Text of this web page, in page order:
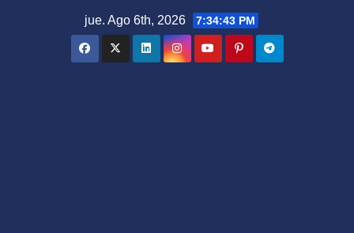
jue. Ago 6th, 2026 7:34:44 PM